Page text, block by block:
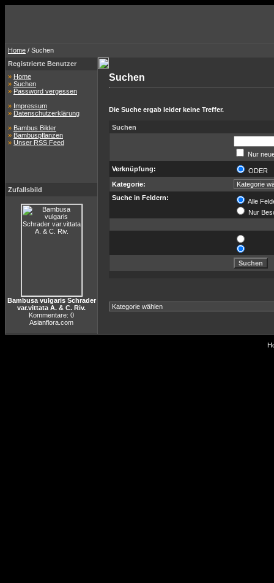
Home / Suchen
Registrierte Benutzer
» Home
» Suchen
» Password vergessen
» Impressum
» Datenschutzerklärung
» Bambus Bilder
» Bambuspflanzen
» Unser RSS Feed
Zufallsbild
Bambusa vulgaris Schrader
var.vittata A. & C. Riv.
Kommentare: 0
Asianflora.com
Suchen
Die Suche ergab leider keine Treffer.
Suchen
Nur
Verknüpfung:
ODER
Kategorie:
Suche in Feldern:
Alle
Nur